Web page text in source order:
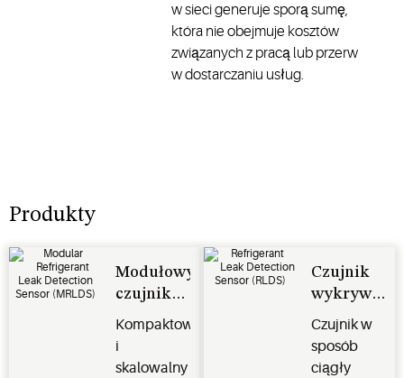
w sieci generuje sporą sumę,
która nie obejmuje kosztów
związanych z pracą lub przerw
w dostarczaniu usług.
Produkty
Modułowy
czujnik
wykrywania
wycieku
czynnika
Kompaktowy
i
skalowalny
Czujnik
wykrywania
wycieku
czynnika
Czujnik w
sposób
ciągły